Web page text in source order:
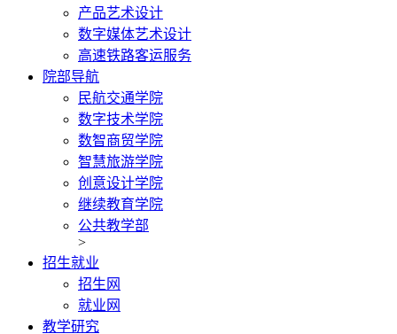
产品艺术设计
数字媒体艺术设计
高速铁路客运服务
院部导航
民航交通学院
数字技术学院
数智商贸学院
智慧旅游学院
创意设计学院
继续教育学院
公共教学部
>
招生就业
招生网
就业网
教学研究